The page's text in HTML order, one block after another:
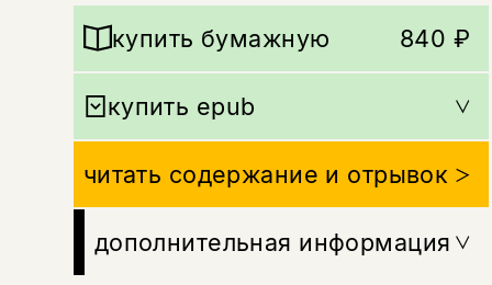
купить бумажную 840 ₽
купить epub
читать содержание и отрывок
дополнительная информация